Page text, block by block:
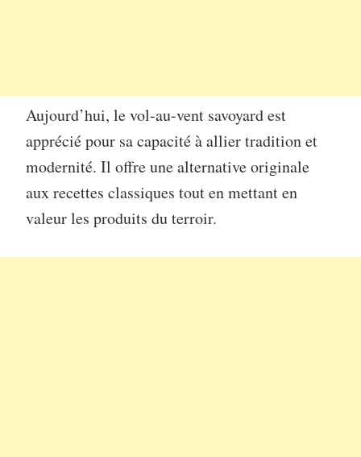
Aujourd’hui, le vol-au-vent savoyard est
apprécié pour sa capacité à allier tradition et
modernité. Il offre une alternative originale
aux recettes classiques tout en mettant en
valeur les produits du terroir.